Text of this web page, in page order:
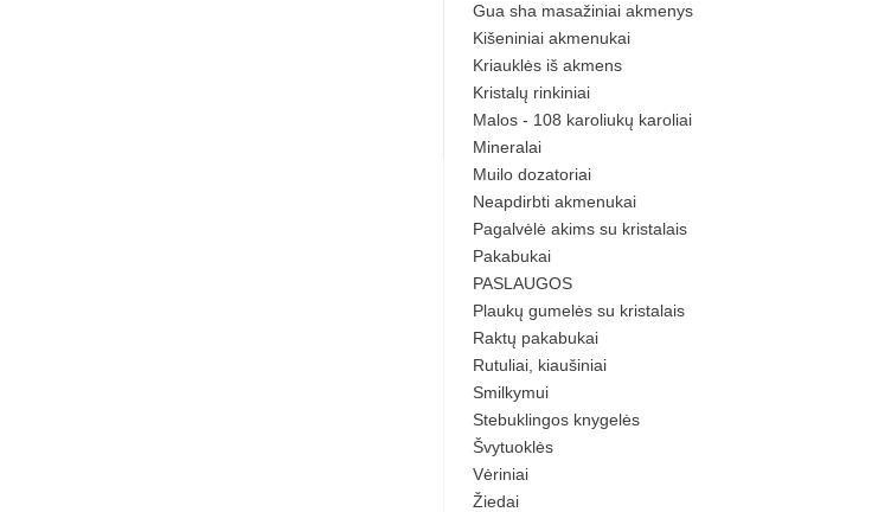
Gua sha masažiniai akmenys
Kišeniniai akmenukai
Kriauklės iš akmens
Kristalų rinkiniai
Malos - 108 karoliukų karoliai
Mineralai
Muilo dozatoriai
Neapdirbti akmenukai
Pagalvėlė akims su kristalais
Pakabukai
PASLAUGOS
Plaukų gumelės su kristalais
Raktų pakabukai
Rutuliai, kiaušiniai
Smilkymui
Stebuklingos knygelės
Švytuoklės
Vėriniai
Žiedai